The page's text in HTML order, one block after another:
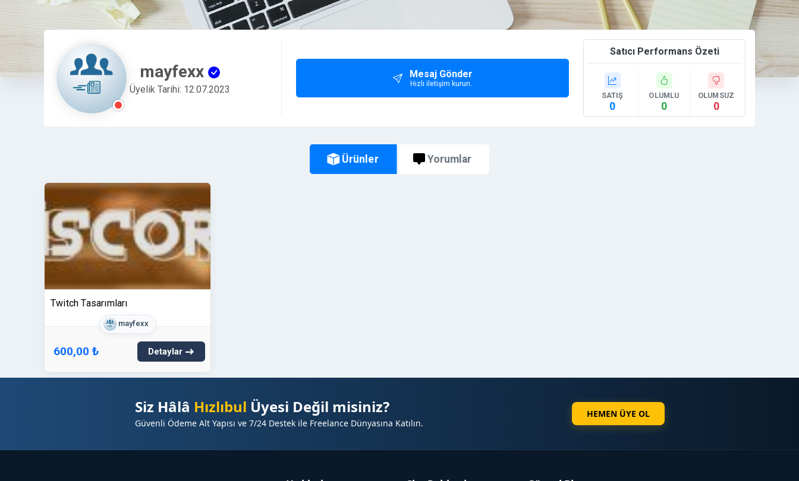
mayfexx
Üyelik Tarihi: 12.07.2023
Mesaj Gönder
Hızlı iletişim kurun.
Satıcı Performans Özeti
SATIŞ
0
OLUMLU
0
OLUMSUZ
0
Ürünler Yorumlar
Twitch Tasarımları
mayfexx
600,00 ₺ Detaylar
Siz Hâlâ Hızlıbul Üyesi Değil misiniz?
Güvenli Ödeme Alt Yapısı ve 7/24 Destek ile Freelance Dünyasına Katılın.
HEMEN ÜYE OL